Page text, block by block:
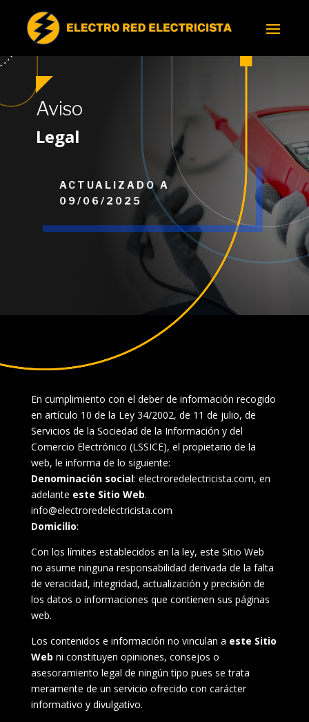
Aviso
Legal
ACTUALIZADO A
09/06/2025
En cumplimiento con el deber de información recogido
en artículo 10 de la Ley 34/2002, de 11 de julio, de
Servicios de la Sociedad de la Información y del
Comercio Electrónico (LSSICE), el propietario de la
web, le informa de lo siguiente:
Denominación social: electroredelectricista.com, en
adelante este Sitio Web.
info@electroredelectricista.com
Domicilio:
Con los límites establecidos en la ley, este Sitio Web
no asume ninguna responsabilidad derivada de la falta
de veracidad, integridad, actualización y precisión de
los datos o informaciones que contienen sus páginas
web.
Los contenidos e información no vinculan a este Sitio
Web ni constituyen opiniones, consejos o
asesoramiento legal de ningún tipo pues se trata
meramente de un servicio ofrecido con carácter
informativo y divulgativo.